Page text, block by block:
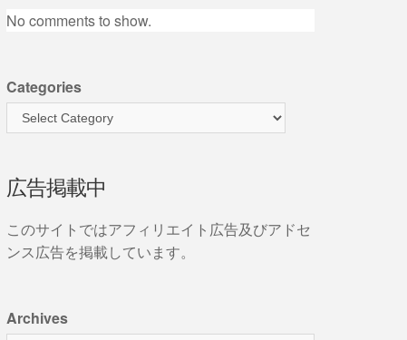
No comments to show.
Categories
広告掲載中
このサイトではアフィリエイト広告及びアドセ
ンス広告を掲載しています。
Archives